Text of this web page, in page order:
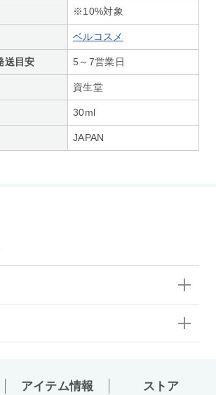
※10%対象
ベルコスメ
送目安 5～7営業日
資生堂
30ml
JAPAN
アイテム情報 ストア